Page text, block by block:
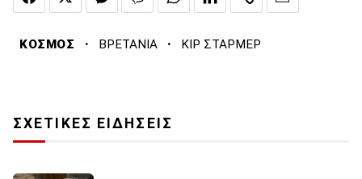
ΚΟΣΜΟΣ · ΒΡΕΤΑΝΙΑ · ΚΙΡ ΣΤΑΡΜΕΡ
ΣΧΕΤΙΚΕΣ ΕΙΔΗΣΕΙΣ